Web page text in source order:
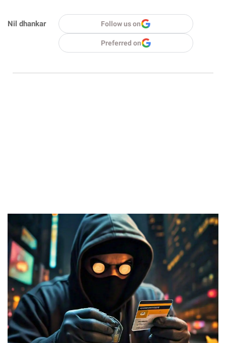
Nil dhankar Follow us on
Preferred on